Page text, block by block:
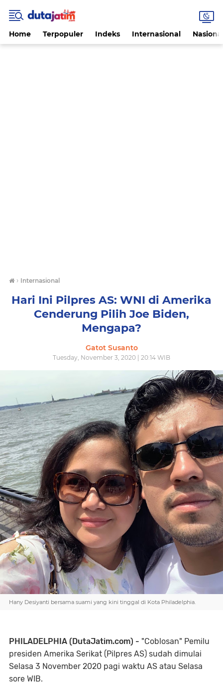
Home Terpopuler Indeks Internasional
› Internasional
Hari Ini Pilpres AS: WNI di Amerika
Cenderung Pilih Joe Biden,
Mengapa?
Gatot Susanto
Tuesday, November 3, 2020 | 20:14 WIB
Hany Desiyanti bersama suami yang kini tinggal di Kota Philadelphia.
PHILADELPHIA (DutaJatim.com) - "Coblosan" Pemilu
presiden Amerika Serikat (Pilpres AS) sudah dimulai
Selasa 3 November 2020 pagi waktu AS atau Selasa
sore WIB.